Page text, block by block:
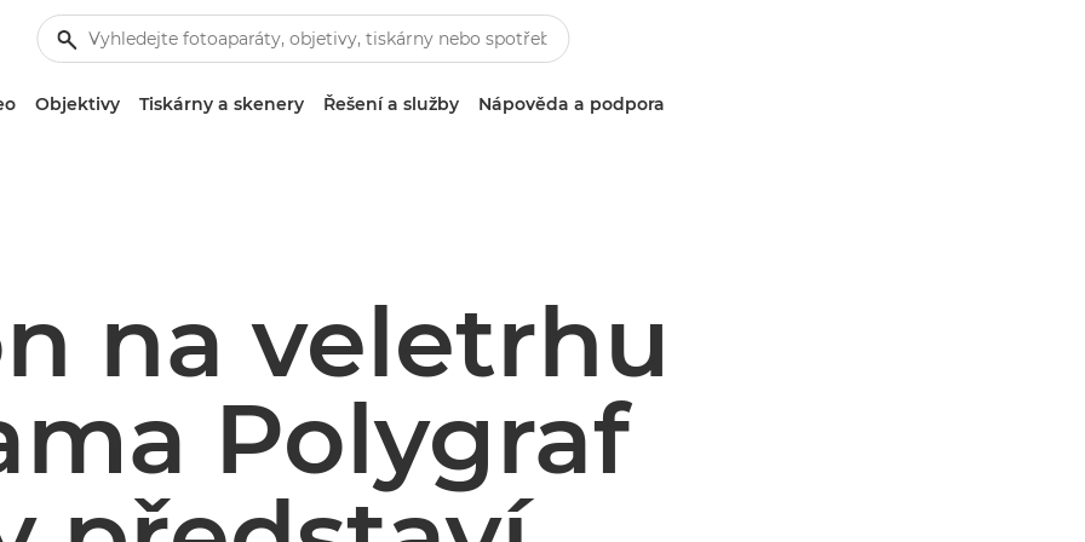
Objektivy Tiskárny a skenery Řešení a služby Nápověda a podpora
na veletrhu
Polygraf